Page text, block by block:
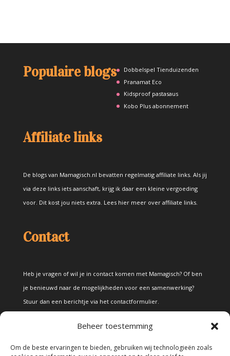
Beheer toestemming
Om de beste ervaringen te bieden, gebruiken wij technologieën zoals
Populaire blogs
Dobbelspel Tienduizenden
Pranamat Eco
Kidsproof pastasaus
Kobo Plus abonnement
Affiliate links
De blogs van Mamagisch.nl bevatten regelmatig affiliate links. Als jij
via deze links iets aanschaft, krijg ik daar een kleine vergoeding
voor. Dit kost jou niets extra. Lees hier meer over affiliate links.
Contact
Heb je vragen of wil je in contact komen met Mamagisch? Of ben
je benieuwd naar de mogelijkheden voor een samenwerking?
Stuur dan een berichtje via het contactformulier.